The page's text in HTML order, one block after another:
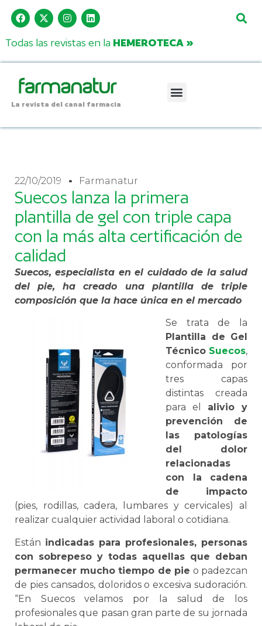
Todas las revistas en la HEMEROTECA »
La revista del canal farmacia
22/10/2019 Farmanatur
Suecos lanza la primera
plantilla de gel con triple capa
con la más alta certificación de
calidad
Suecos, especialista en el cuidado de la salud
del pie, ha creado una plantilla de triple
composición que la hace única en el mercado
Se trata de la
Plantilla de Gel
Técnico Suecos,
conformada por
tres capas
distintas creada
para el alivio y
prevención de
las patologías
del dolor
relacionadas
con la cadena
de impacto
(pies, rodillas, cadera, lumbares y cervicales) al
realizar cualquier actividad laboral o cotidiana.
Están indicadas para profesionales, personas
con sobrepeso y todas aquellas que deban
permanecer mucho tiempo de pie o padezcan
de pies cansados, doloridos o excesiva sudoración.
“En Suecos velamos por la salud de los
profesionales que pasan gran parte de su jornada